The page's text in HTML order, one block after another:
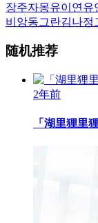
장주자몽유이 연유
비앙동그란김나정
随机推荐
2年前
「湖里狸里